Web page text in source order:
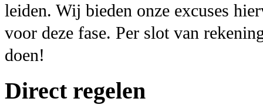
leiden. Wij bieden onze excuses
voor deze fase. Per slot van
doen!
Direct regelen